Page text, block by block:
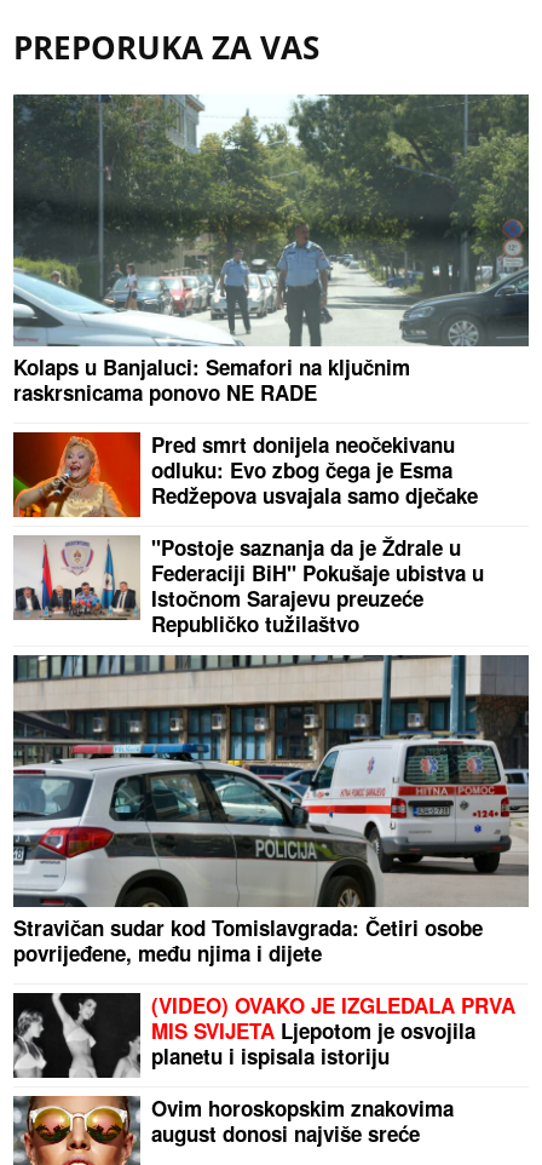
PREPORUKA ZA VAS
Kolaps u Banjaluci: Semafori na ključnim
raskrsnicama ponovo NE RADE
Pred smrt donijela neočekivanu
odluku: Evo zbog čega je Esma
Redžepova usvajala samo dječake
"Postoje saznanja da je Ždrale u
Federaciji BiH" Pokušaje ubistva u
Istočnom Sarajevu preuzeće
Republičko tužilaštvo
Stravičan sudar kod Tomislavgrada: Četiri osobe
povrijeđene, među njima i dijete
(VIDEO) OVAKO JE IZGLEDALA PRVA
MIS SVIJETA Ljepotom je osvojila
planetu i ispisala istoriju
Ovim horoskopskim znakovima
august donosi najviše sreće